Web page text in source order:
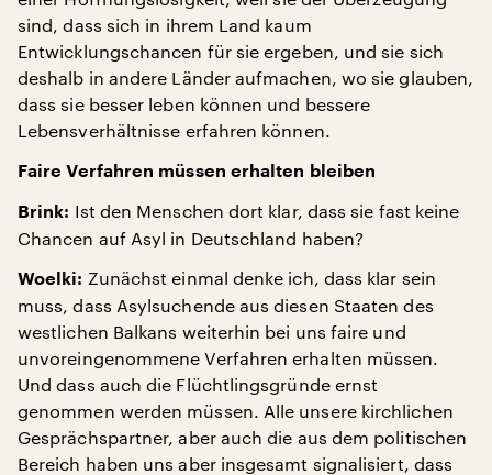
sind, dass sich in ihrem Land kaum
Entwicklungschancen für sie ergeben, und sie sich
deshalb in andere Länder aufmachen, wo sie glauben,
dass sie besser leben können und bessere
Lebensverhältnisse erfahren können.
Faire Verfahren müssen erhalten bleiben
Brink: Ist den Menschen dort klar, dass sie fast keine
Chancen auf Asyl in Deutschland haben?
Woelki: Zunächst einmal denke ich, dass klar sein
muss, dass Asylsuchende aus diesen Staaten des
westlichen Balkans weiterhin bei uns faire und
unvoreingenommene Verfahren erhalten müssen.
Und dass auch die Flüchtlingsgründe ernst
genommen werden müssen. Alle unsere kirchlichen
Gesprächspartner, aber auch die aus dem politischen
Bereich haben uns aber insgesamt signalisiert, dass